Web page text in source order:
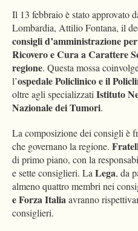
Il 13 febbraio è stato approvato
Lombardia, Attilio Fontana, il
consigli d’amministrazione
Ricovero e Cura a Carattere
regione. Questa mossa
l’ospedale Policlinico e il
oltre agli specializzatiIstituto
Nazionale dei Tumori.
La composizione dei consigli è
che governano la regione.
di primo piano, con la
e sette consiglieri. LaLega, da
almeno quattro membri nei
e Forza Italiaavranno
consiglieri.